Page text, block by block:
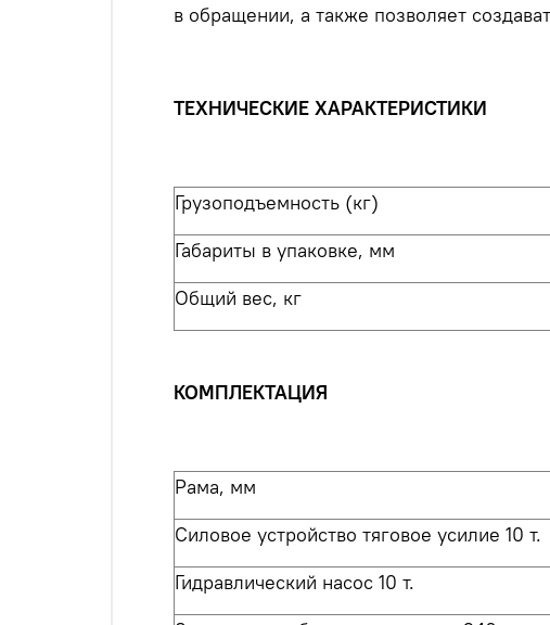
в обращении, а также позволяет
ТЕХНИЧЕСКИЕ ХАРАКТЕРИСТИКИ
Грузоподъемность (кг)
Габариты в упаковке, мм
Общий вес, кг
КОМПЛЕКТАЦИЯ
Рама, мм
Силовое устройство тяговое усилие 10 т.
Гидравлический насос 10 т.